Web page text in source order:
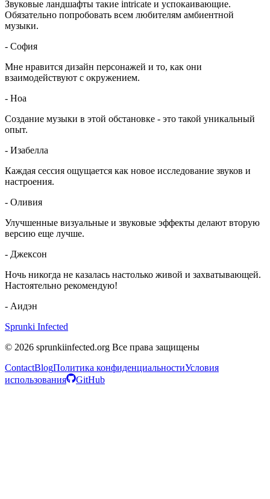
Звуковые ландшафты такие intricate и успокаивающие.
Обязательно попробовать всем любителям амбиентной
музыки.
- София
Мне нравится дизайн персонажей и то, как они
взаимодействуют с окружением.
- Ноа
Создание музыки в этой обстановке - это такой уникальный
опыт.
- Изабелла
Каждая сессия ощущается как новое исследование звуков и
настроения.
- Оливия
Улучшенные визуальные и звуковые эффекты делают вторую
версию еще лучше.
- Джексон
Ночь никогда не казалась настолько живой и захватывающей.
Настоятельно рекомендую!
- Аидэн
Sprunki Infected
© 2026 sprunkiinfected.org Все права защищены
ContactBlogПолитика конфиденциальностиУсловия
использования
GitHub